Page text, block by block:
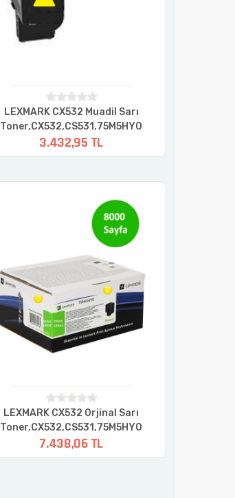
LEXMARK CX532 Muadil Sarı
Toner,CX532,CS531,75M5HY0
3.432,95 TL
LEXMARK CX532 Orjinal Sarı
Toner,CX532,CS531,75M5HY0
7.438,06 TL